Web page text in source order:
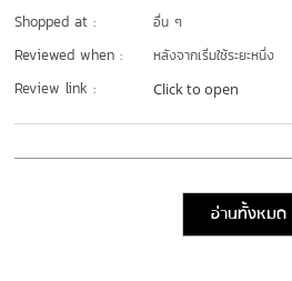
Shopped at : อื่น ๆ
Reviewed when : หลังจากเริ่มใช้ระยะหนึ่ง
Review link : Click to open
อ่านทั้งหมด